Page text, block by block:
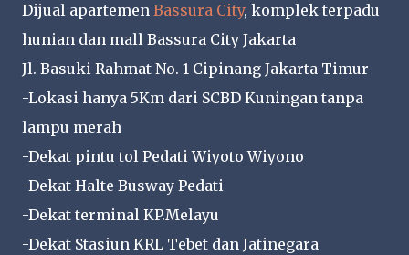
Dijual apartemen Bassura City, komplek terpadu
hunian dan mall Bassura City Jakarta
Jl. Basuki Rahmat No. 1 Cipinang Jakarta Timur
-Lokasi hanya 5Km dari SCBD Kuningan tanpa
lampu merah
-Dekat pintu tol Pedati Wiyoto Wiyono
-Dekat Halte Busway Pedati
-Dekat terminal KP.Melayu
-Dekat Stasiun KRL Tebet dan Jatinegara